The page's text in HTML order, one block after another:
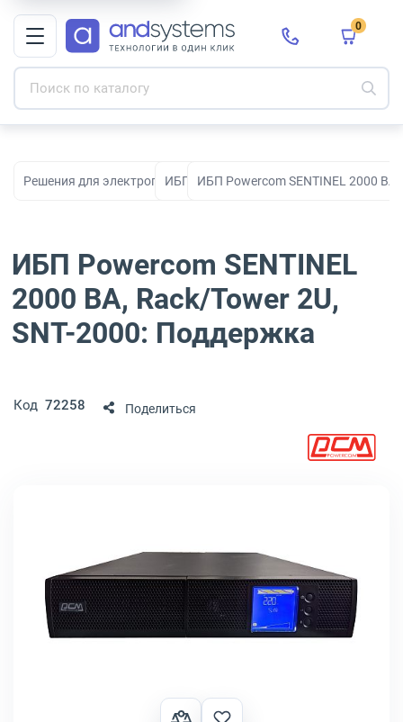
0
Решения для электропитания
ИБП ИБП Powercom SENTINEL 2000 ВА,
ИБП Powercom SENTINEL
2000 ВА, Rack/Tower 2U,
SNT-2000: Поддержка
Код 72258 Поделиться